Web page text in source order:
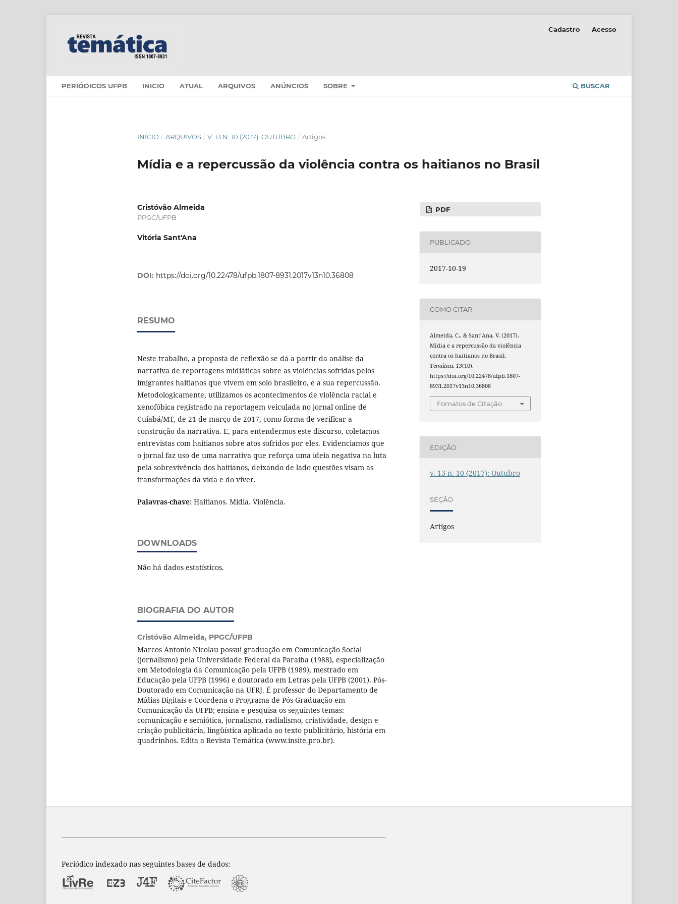
PERIÓDICOS UFPB INICIO ATUAL ARQUIVOS ANÚNCIOS SOBRE BUSCAR
Cadastro Acesso
INÍCIO / ARQUIVOS / V. 13 N. 10 (2017): OUTUBRO / Artigos
Mídia e a repercussão da violência contra os haitianos no Brasil
Cristóvão Almeida
PPGC/UFPB
Vitória Sant'Ana
DOI: https://doi.org/10.22478/ufpb.1807-8931.2017v13n10.36808
RESUMO
Neste trabalho, a proposta de reflexão se dá a partir da análise da
narrativa de reportagens midiáticas sobre as violências sofridas pelos
imigrantes haitianos que vivem em solo brasileiro, e a sua repercussão.
Metodologicamente, utilizamos os acontecimentos de violência racial e
xenofóbica registrado na reportagem veiculada no jornal online de
Cuiabá/MT, de 21 de março de 2017, como forma de verificar a
construção da narrativa. E, para entendermos este discurso, coletamos
entrevistas com haitianos sobre atos sofridos por eles. Evidenciamos que
o jornal faz uso de uma narrativa que reforça uma ideia negativa na luta
pela sobrevivência dos haitianos, deixando de lado questões visam as
transformações da vida e do viver.
Palavras-chave: Haitianos. Mídia. Violência.
DOWNLOADS
Não há dados estatísticos.
BIOGRAFIA DO AUTOR
Cristóvão Almeida, PPGC/UFPB
Marcos Antonio Nicolau possui graduação em Comunicação Social
(jornalismo) pela Universidade Federal da Paraíba (1988), especialização
em Metodologia da Comunicação pela UFPB (1989), mestrado em
Educação pela UFPB (1996) e doutorado em Letras pela UFPB (2001). Pós-
Doutorado em Comunicação na UFRJ. É professor do Departamento de
Mídias Digitais e Coordena o Programa de Pós-Graduação em
Comunicação da UFPB; ensina e pesquisa os seguintes temas:
comunicação e semiótica, jornalismo, radialismo, criatividade, design e
criação publicitária, lingüística aplicada ao texto publicitário, história em
quadrinhos. Edita a Revista Temática (www.insite.pro.br).
PDF
PUBLICADO
2017-10-19
COMO CITAR
Almeida, C., & Sant’Ana, V. (2017).
Mídia e a repercussão da violência
contra os haitianos no Brasil.
Temática,13(10).
https://doi.org/10.22478/ufpb.1807-
8931.2017v13n10.36808
Fomatos de Citação
EDIÇÃO
v. 13 n. 10 (2017): Outubro
SEÇÃO
Artigos
Periódico indexado nas seguintes bases de dados: